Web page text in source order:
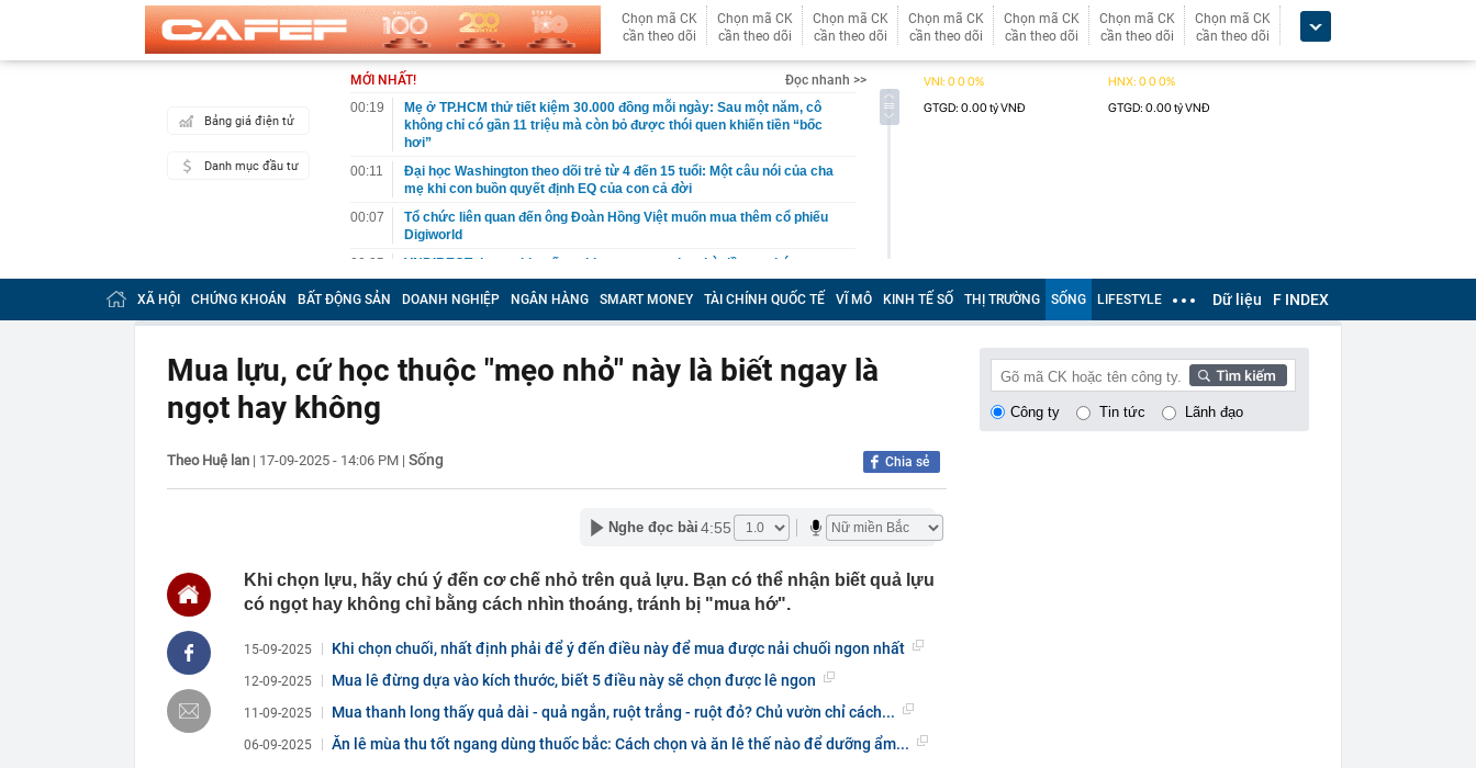
Chọn mã CK
cần theo dõi
Chọn mã CK
cần theo dõi
Chọn mã CK
cần theo dõi
Chọn mã CK
cần theo dõi
Chọn mã CK
cần theo dõi
Chọn mã CK
cần theo dõi
Chọn mã CK
cần theo dõi
Bảng giá điện tử
Danh mục đầu tư
MỚI NHẤT!
Đọc nhanh >>
00:19
Mẹ ở TP.HCM thử tiết kiệm 30.000 đồng mỗi ngày: Sau một năm, cô
không chỉ có gần 11 triệu mà còn bỏ được thói quen khiến tiền “bốc
hơi”
00:11
Đại học Washington theo dõi trẻ từ 4 đến 15 tuổi: Một câu nói của cha
mẹ khi con buồn quyết định EQ của con cả đời
00:07
Tổ chức liên quan đến ông Đoàn Hồng Việt muốn mua thêm cổ phiếu
Digiworld
00:05
VNDIRECT đưa ra khuyến nghị quan trọng cho nhà đầu tư chứng
khoán
Doanh nghiệp Việt Nam có doanh thu lớn hơn Vingroup, Petrolimex,
đăng ký vào nhóm 500 doanh nghiệp lớn nhất thế giới
Lịch chốt quyền cổ tức tuần 10-14/8: Một ngân hàng lớn "lăn chốt", cổ
tức tiền mặt cao nhất 100%
00:02
vào nhịp sóng mới
500 triệu m3 ngoài khơi Việt Nam
người phụ nữ SN 1984, thanh niên SN 2000 được mời tới làm việc
23:40
Ai sắp đi Thái Lan chú ý: Từ 16/10, sân bay có thể mở vali để kiểm tra
ngay cả khi hành khách không có mặt
23:25
4 vật vào nhà báo hiệu phong thủy rất tốt
23:18
Hoa hậu đẹp nhất nhì Việt Nam và vợ hơn 4 tuổi của Bình Minh "dính
nhau như sam" từ Việt Nam sang Mỹ
23:10
Chất lỏng đen liên tục trồi lên từ nền nhà, gia chủ gọi người kiểm tra rồi
cả khu phố phải sơ tán
XÃ HỘI CHỨNG KHOÁN BẤT ĐỘNG SẢN DOANH NGHIỆP NGÂN HÀNG SMART MONEY TÀI CHÍNH QUỐC TẾ VĨ MÔ KINH TẾ SỐ THỊ TRƯỜNG SỐNG LIFESTYLE Dữ liệu F INDEX
Mua lựu, cứ học thuộc "mẹo nhỏ" này là biết ngay là
ngọt hay không
Theo Huệ lan | 17-09-2025 - 14:06 PM | Sống Chia sẻ
Nghe đọc bài 4:55
Khi chọn lựu, hãy chú ý đến cơ chế nhỏ trên quả lựu. Bạn có thể nhận biết quả lựu
có ngọt hay không chỉ bằng cách nhìn thoáng, tránh bị "mua hớ".
15-09-2025 Khi chọn chuối, nhất định phải để ý đến điều này để mua được nải chuối ngon nhất
12-09-2025 Mua lê đừng dựa vào kích thước, biết 5 điều này sẽ chọn được lê ngon
11-09-2025 Mua thanh long thấy quả dài - quả ngắn, ruột trắng - ruột đỏ? Chủ vườn chỉ cách...
06-09-2025 Ăn lê mùa thu tốt ngang dùng thuốc bắc: Cách chọn và ăn lê thế nào để dưỡng ẩm...
Công ty Tin tức Lãnh đạo